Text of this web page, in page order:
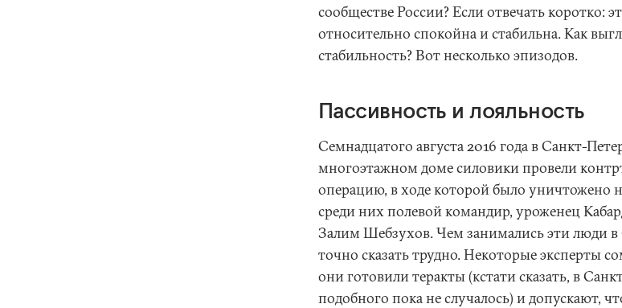
сообществе России? Если отвечать коротко:
относительно спокойна и стабильна. Как
стабильность? Вот несколько эпизодов.
Пассивность и лояльность
Семнадцатого августа 2016 года в Санкт-
многоэтажном доме силовики провели
операцию, в ходе которой было уничтожено
среди них полевой командир, уроженец
Залим Шебзухов. Чем занимались эти люди в
точно сказать трудно. Некоторые эксперты
они готовили теракты (кстати сказать, в
подобного пока не случалось) и допускают,